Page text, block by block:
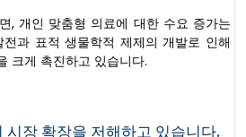
, 개인 맞춤형 의료에 대한 수요 증가는
과 표적 생물학적 제제의 개발로 인해
크게 촉진하고 있습니다.
장 확장을 저해하고 있습니다.